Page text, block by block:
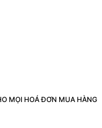
MỌI HOÁ ĐƠN MUA HÀNG